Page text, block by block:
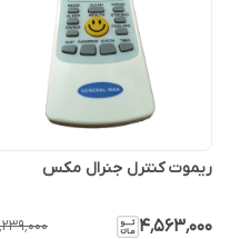
ریموت کنترل جنرال مکس
۴٬۵۶۳٬۰۰۰